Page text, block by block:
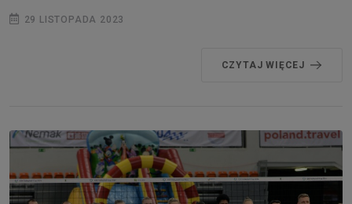
29 LISTOPADA 2023
CZYTAJ WIĘCEJ